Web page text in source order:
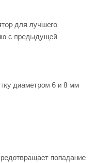
для лучшего
с предыдущей
диаметром 6 и 8 мм
попадание